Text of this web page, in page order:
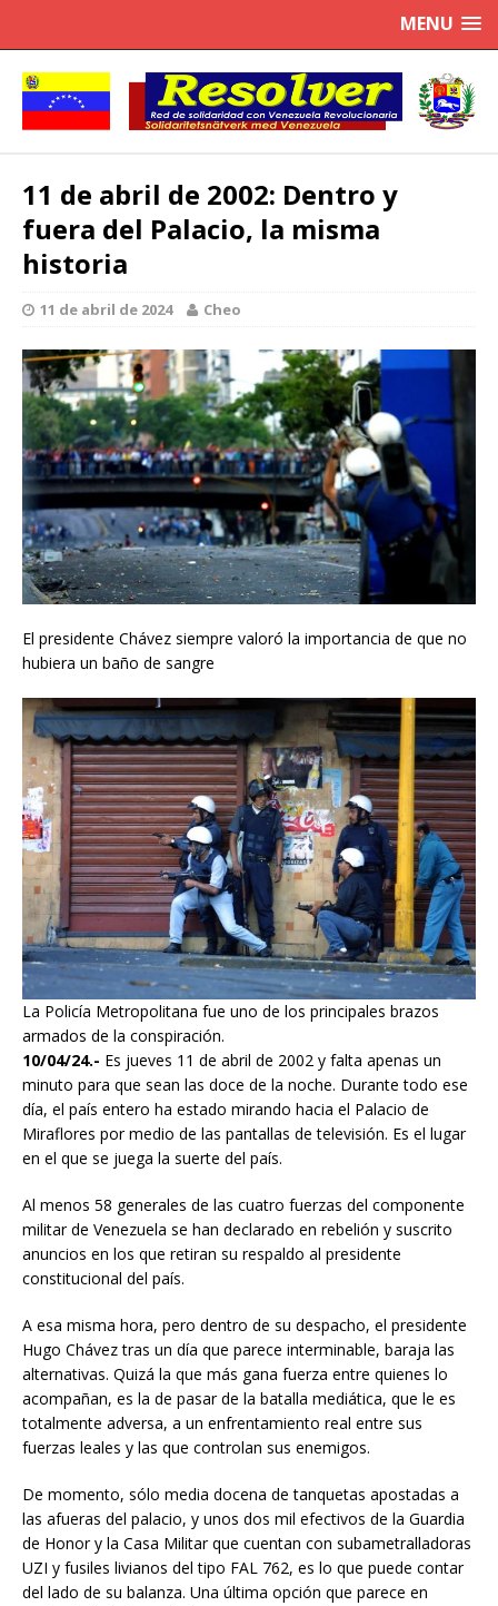
MENU
11 de abril de 2002: Dentro y
fuera del Palacio, la misma
historia
11 de abril de 2024 Cheo
El presidente Chávez siempre valoró la importancia de que no
hubiera un baño de sangre
La Policía Metropolitana fue uno de los principales brazos
armados de la conspiración.
10/04/24.- Es jueves 11 de abril de 2002 y falta apenas un
minuto para que sean las doce de la noche. Durante todo ese
día, el país entero ha estado mirando hacia el Palacio de
Miraflores por medio de las pantallas de televisión. Es el lugar
en el que se juega la suerte del país.
Al menos 58 generales de las cuatro fuerzas del componente
militar de Venezuela se han declarado en rebelión y suscrito
anuncios en los que retiran su respaldo al presidente
constitucional del país.
A esa misma hora, pero dentro de su despacho, el presidente
Hugo Chávez tras un día que parece interminable, baraja las
alternativas. Quizá la que más gana fuerza entre quienes lo
acompañan, es la de pasar de la batalla mediática, que le es
totalmente adversa, a un enfrentamiento real entre sus
fuerzas leales y las que controlan sus enemigos.
De momento, sólo media docena de tanquetas apostadas a
las afueras del palacio, y unos dos mil efectivos de la Guardia
de Honor y la Casa Militar que cuentan con subametralladoras
UZI y fusiles livianos del tipo FAL 762, es lo que puede contar
del lado de su balanza. Una última opción que parece en